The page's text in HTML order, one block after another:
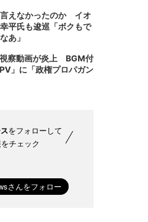
えなかったのか イオ
平氏も逡巡「ボクもで
あ」
察動画が炎上 BGM付
」に「政権プロパガン
をフォローして
チェック